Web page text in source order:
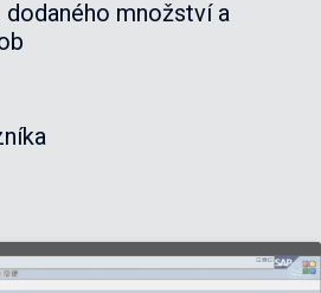
množství a